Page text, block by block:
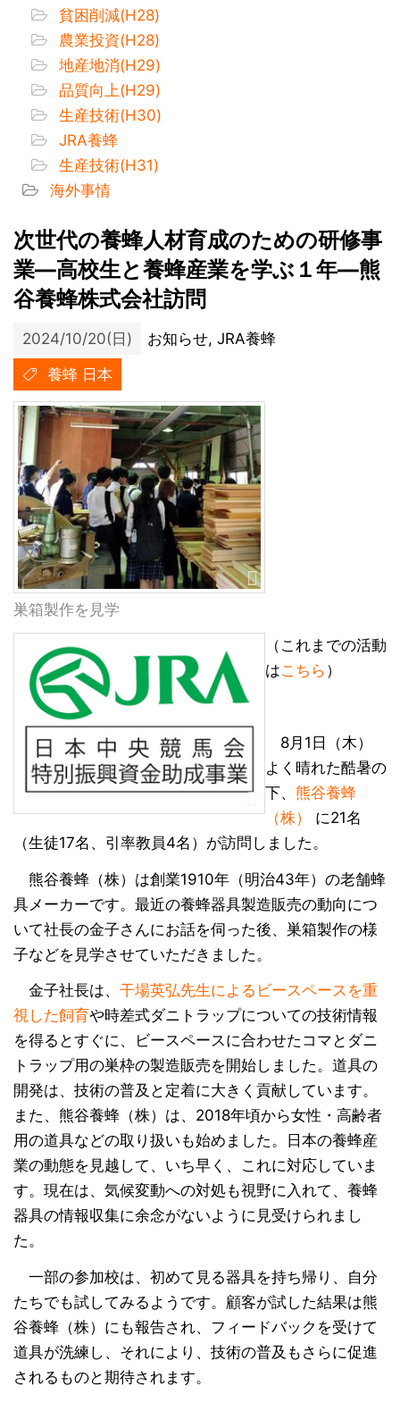
貧困削減(H28)
農業投資(H28)
地産地消(H29)
品質向上(H29)
生産技術(H30)
JRA養蜂
生産技術(H31)
海外事情
次世代の養蜂人材育成のための研修事
業―高校生と養蜂産業を学ぶ１年―熊
谷養蜂株式会社訪問
2024/10/20(日)
お知らせ, JRA養蜂
養蜂 日本
巣箱製作を見学
（これまでの活動
はこちら ）
8月1日（木）
よく晴れた酷暑の
下、 熊谷養蜂
（株）
に21名
（生徒17名、引率教員4名）が訪問しました。
熊谷養蜂（株）は創業1910年（明治43年）の老舗蜂
具メーカーです。最近の養蜂器具製造販売の動向につ
いて社長の金子さんにお話を伺った後、巣箱製作の様
子などを見学させていただきました。
金子社長は、 干場英弘先生によるビースペースを重
視した飼育や時差式ダニトラップについての技術情報
を得るとすぐに、ビースペースに合わせたコマとダニ
トラップ用の巣枠の製造販売を開始しました。道具の
開発は、技術の普及と定着に大きく貢献しています。
また、熊谷養蜂（株）は、2018年頃から女性・高齢者
用の道具などの取り扱いも始めました。日本の養蜂産
業の動態を見越して、いち早く、これに対応していま
す。現在は、気候変動への対処も視野に入れて、養蜂
器具の情報収集に余念がないように見受けられまし
た。
一部の参加校は、初めて見る器具を持ち帰り、自分
たちでも試してみるようです。顧客が試した結果は熊
谷養蜂（株）にも報告され、フィードバックを受けて
道具が洗練し、それにより、技術の普及もさらに促進
されるものと期待されます。